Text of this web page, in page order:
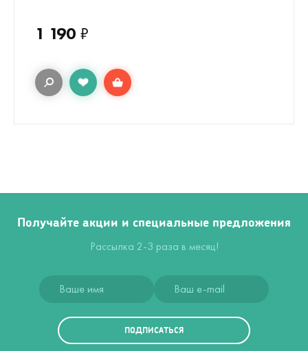
1 190 ₽
Получайте акции и специальные предложения
Рассылка 2-3 раза в месяц!
ПОДПИСАТЬСЯ